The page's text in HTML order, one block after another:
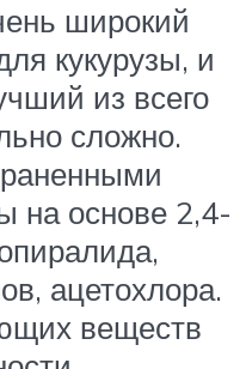
широкий
кукурузы, и
из всего
сложно.
на основе 2,4-
ацетохлора.
веществ